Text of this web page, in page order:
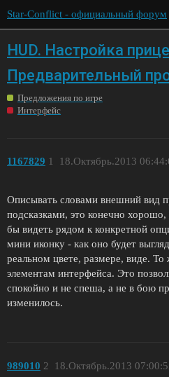
Star-Conflict - официальный форум
HUD. Настройка
Предварительный
Предложения по игре
Интерфейс
1167829 18.Октябрь.2013
1
Описывать словами внешний вид
подсказками, это конечно
бы видеть рядом к конкретной
мини иконку - как оно будет
реальном цвете, размере, виде.
элементам интерфейса. Это
спокойно и не спеша, а не в бою
изменилось.
989010 18.Октябрь.2013
2